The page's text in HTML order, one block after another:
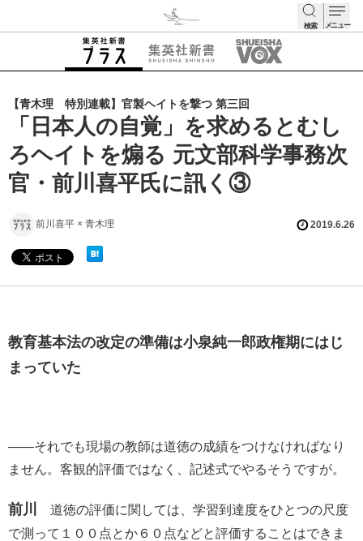
検索 メニュー
【青木理 特別連載】官製ヘイトを撃つ 第三回
「日本人の自覚」を求めるとむし
ろヘイトを煽る 元文部科学事務次
官・前川喜平氏に訊く③
前川喜平 × 青木理 2019.6.26
教育基本法の改定の準備は小泉純一郎政権期にはじ
まっていた
――それでも現場の教師は道徳の成績をつけなければなり
ません。客観的評価ではなく、記述式でやるそうですが。
前川
道徳の評価に関しては、学習到達度をひとつの尺度
で測って１００点とか６０点などと評価することはできま